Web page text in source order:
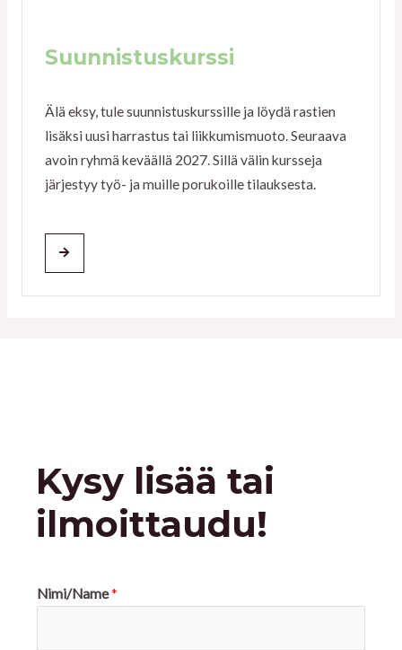
Suunnistuskurssi
Älä eksy, tule suunnistuskurssille ja löydä rastien
lisäksi uusi harrastus tai liikkumismuoto. Seuraava
avoin ryhmä keväällä 2027. Sillä välin kursseja
järjestyy työ- ja muille porukoille tilauksesta.
Kysy lisää tai
ilmoittaudu!
Nimi/Name*